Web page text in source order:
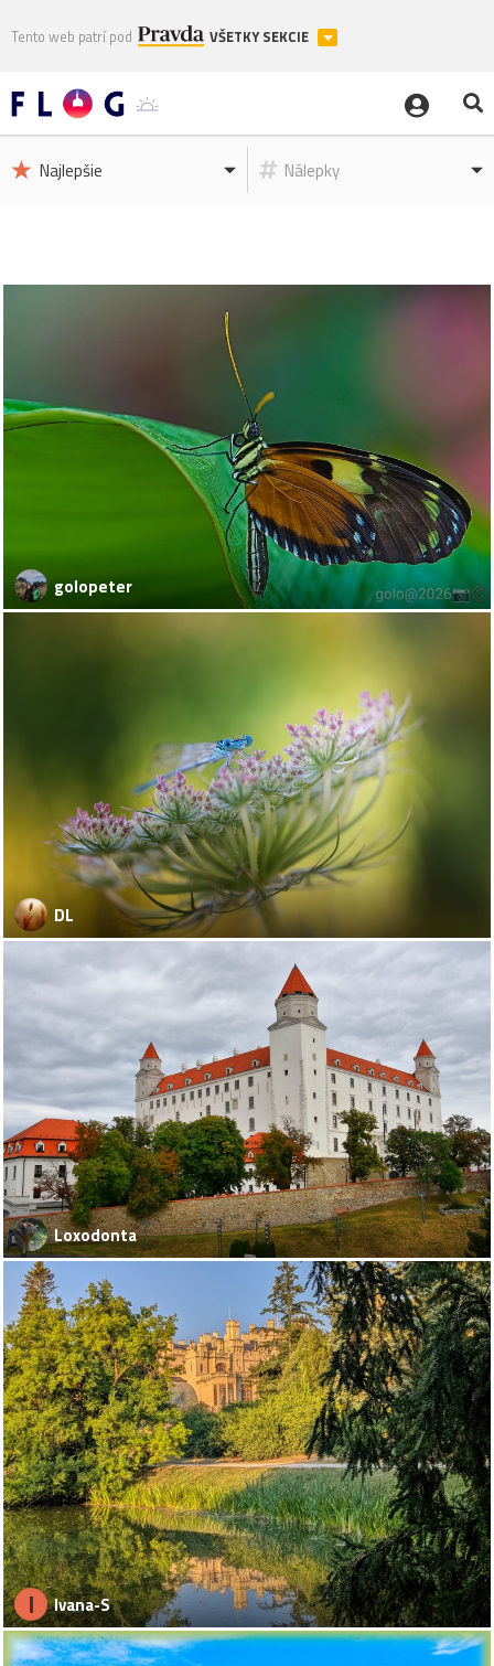
Tento web patrí pod VŠETKY SEKCIE
Najlepšie Nálepky
golopeter
DL
Loxodonta
I Ivana-S